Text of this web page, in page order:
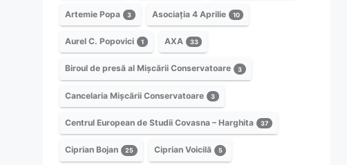
Artemie Popa 3 Asociația 4 Aprilie 10
Aurel C. Popovici 1 AXA 33
Biroul de presă al Mișcării Conservatoare 3
Cancelaria Mișcării Conservatoare 3
Centrul European de Studii Covasna – Harghita 37
Ciprian Bojan 25 Ciprian Voicilă 5